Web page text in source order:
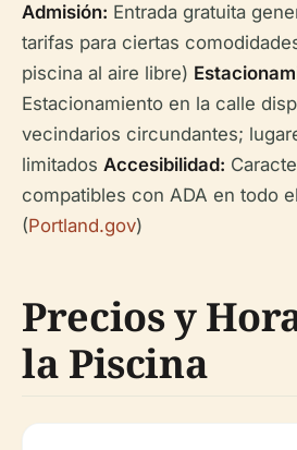
Admisión: Entrada gratuita
tarifas para ciertas
piscina al aire libre)
Estacionamiento en la calle
vecindarios circundantes;
limitados Accesibilidad:
compatibles con ADA en todo
(Portland.gov)
Precios y
la Piscina